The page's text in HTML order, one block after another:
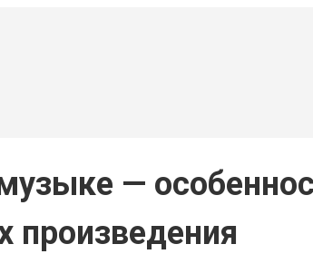
—
произведения